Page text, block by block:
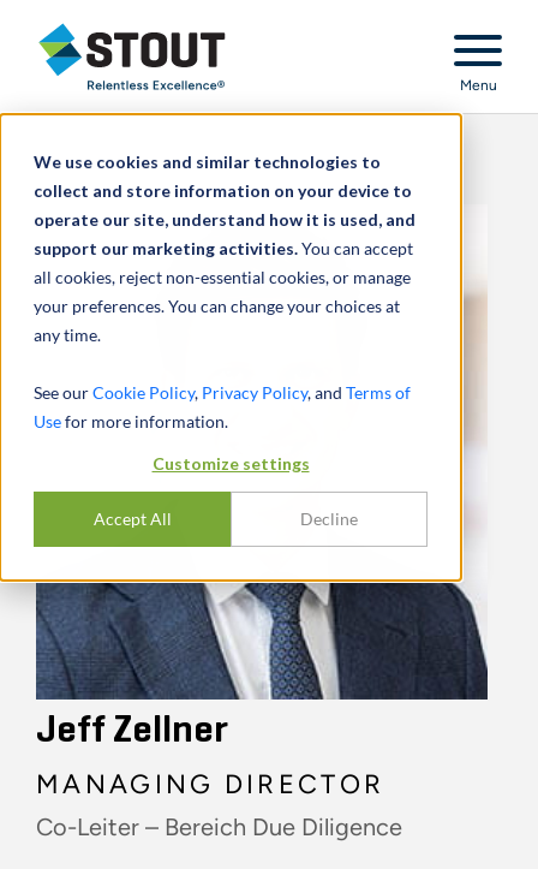
We use cookies and similar technologies to
collect and store information on your device to
operate our site, understand how it is used, and
support our marketing activities.You can accept
all cookies, reject non-essential cookies, or manage
your preferences. You can change your choices at
any time.
See ourCookie Policy, Privacy Policy, and Terms of
Usefor more information.
Customize settings
Accept All Decline
Stout Relentless Excellence
Menu
Jeff Zellner
MANAGING DIRECTOR
Co-Leiter – Bereich Due Diligence